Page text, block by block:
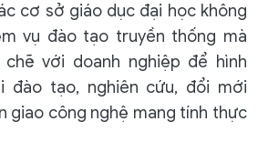
cơ sở giáo dục đại học không
vụ đào tạo truyền thống mà
với doanh nghiệp để hình
đào tạo, nghiên cứu, đổi mới
giao công nghệ mang tính thực